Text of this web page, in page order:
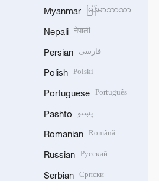
Myanmar မြန်မာဘာသာ
Nepali नेपाली
Persian فارسی
Polish Polski
Portuguese Português
Pashto پښتو
Romanian Română
Russian Русский
Serbian Српски